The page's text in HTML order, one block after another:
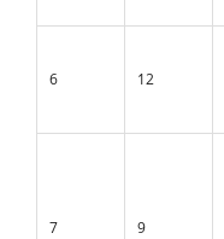
6 12
7 9